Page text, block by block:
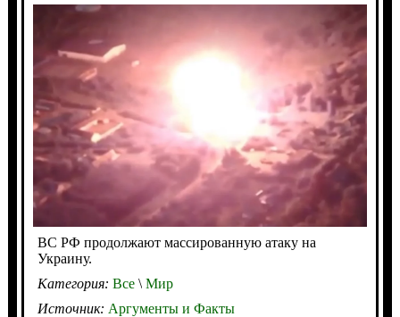
ВС РФ продолжают массированную атаку на
Украину.
Категория: Все\Мир
Источник: Аргументы и Факты